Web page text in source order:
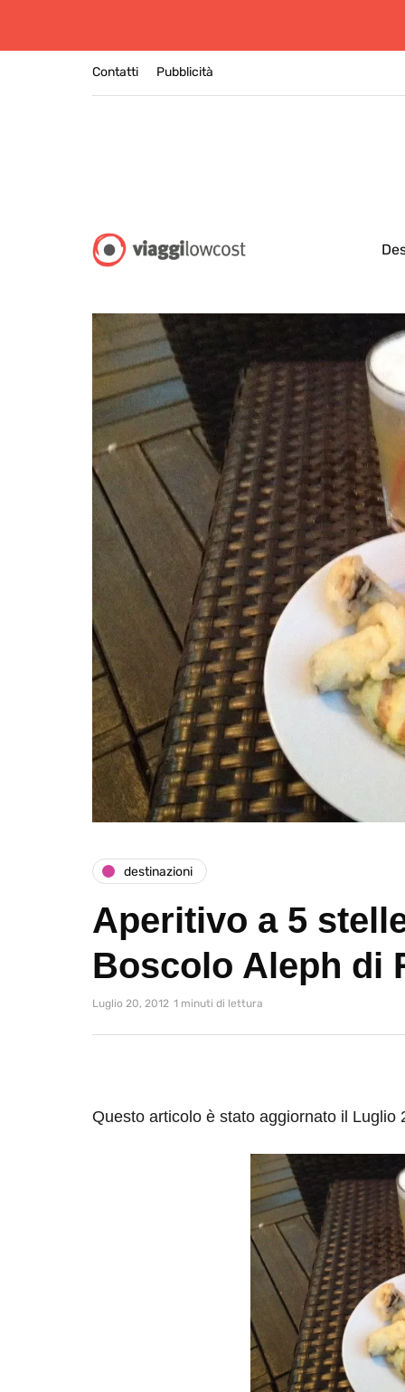
Contatti Pubblicità
destinazioni
Aperitivo a 5
Boscolo Aleph di
Luglio 20, 2012 1 minuti di lettura
Questo articolo è stato aggiornato il Luglio